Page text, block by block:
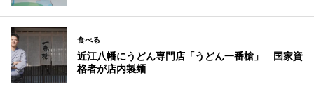
食べる
近江八幡にうどん専門店「うどん一番槍」 国家資
格者が店内製麺